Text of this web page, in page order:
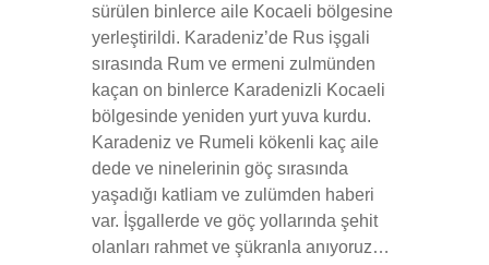
sürülen binlerce aile Kocaeli bölgesine
yerleştirildi. Karadeniz’de Rus işgali
sırasında Rum ve ermeni zulmünden
kaçan on binlerce Karadenizli Kocaeli
bölgesinde yeniden yurt yuva kurdu.
Karadeniz ve Rumeli kökenli kaç aile
dede ve ninelerinin göç sırasında
yaşadığı katliam ve zulümden haberi
var. İşgallerde ve göç yollarında şehit
olanları rahmet ve şükranla anıyoruz…